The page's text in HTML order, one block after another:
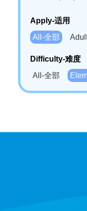
Apply-适用
All-全部
Difficulty-难度
All-全部